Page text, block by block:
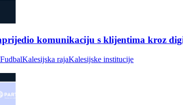
komunikaciju s klijentima kroz
FudbalKalesijska rajaKalesijske institucije